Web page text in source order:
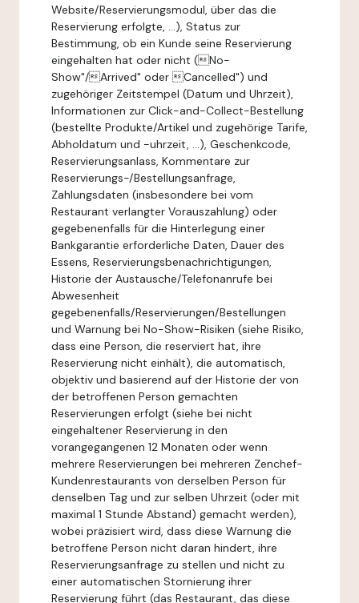
Website/Reservierungsmodul, über das die
Reservierung erfolgte, ...), Status zur
Bestimmung, ob ein Kunde seine Reservierung
eingehalten hat oder nicht (No-
Show"/Arrived" oder Cancelled") und
zugehöriger Zeitstempel (Datum und Uhrzeit),
Informationen zur Click-and-Collect-Bestellung
(bestellte Produkte/Artikel und zugehörige Tarife,
Abholdatum und -uhrzeit, ...), Geschenkcode,
Reservierungsanlass, Kommentare zur
Reservierungs-/Bestellungsanfrage,
Zahlungsdaten (insbesondere bei vom
Restaurant verlangter Vorauszahlung) oder
gegebenenfalls für die Hinterlegung einer
Bankgarantie erforderliche Daten, Dauer des
Essens, Reservierungsbenachrichtigungen,
Historie der Austausche/Telefonanrufe bei
Abwesenheit
gegebenenfalls/Reservierungen/Bestellungen
und Warnung bei No-Show-Risiken (siehe Risiko,
dass eine Person, die reserviert hat, ihre
Reservierung nicht einhält), die automatisch,
objektiv und basierend auf der Historie der von
der betroffenen Person gemachten
Reservierungen erfolgt (siehe bei nicht
eingehaltener Reservierung in den
vorangegangenen 12 Monaten oder wenn
mehrere Reservierungen bei mehreren Zenchef-
Kundenrestaurants von derselben Person für
denselben Tag und zur selben Uhrzeit (oder mit
maximal 1 Stunde Abstand) gemacht werden),
wobei präzisiert wird, dass diese Warnung die
betroffene Person nicht daran hindert, ihre
Reservierungsanfrage zu stellen und nicht zu
einer automatischen Stornierung ihrer
Reservierung führt (das Restaurant, das diese